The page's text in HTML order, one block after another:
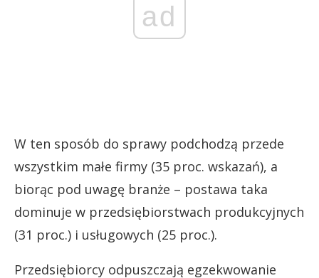
ad
W ten sposób do sprawy podchodzą przede
wszystkim małe firmy (35 proc. wskazań), a
biorąc pod uwagę branże – postawa taka
dominuje w przedsiębiorstwach produkcyjnych
(31 proc.) i usługowych (25 proc.).
Przedsiębiorcy odpuszczają egzekwowanie